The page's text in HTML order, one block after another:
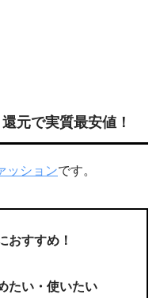
元で実質最安値！
ッションです。
おすすめ！
たい・使いたい